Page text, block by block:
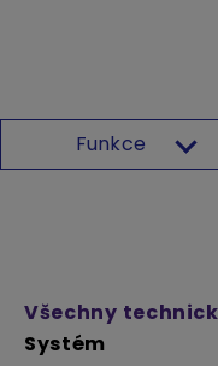
Funkce
Všechny
Systém